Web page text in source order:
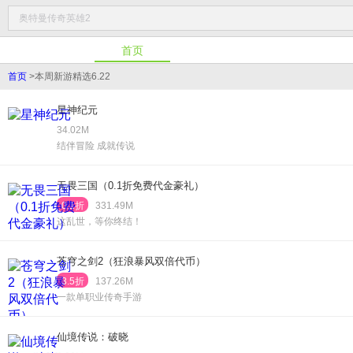
首页
首页 >本周新游精选6.22
星神纪元
34.02M
结伴冒险 成就传说
无畏三国（0.1折免费代金豪礼）
0.1折
331.49M
这乱世，等你终结！
苍穹之剑2（狂浪暴风双倍代币）
3.5折
137.26M
一款单职业传奇手游
仙境传说：破晓